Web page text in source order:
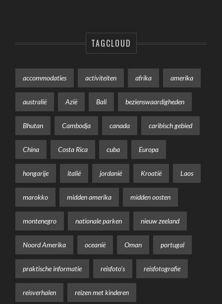
TAGCLOUD
accommodaties activiteiten afrika amerika
australië Azië Bali bezienswaardigheden
Bhutan Cambodja canada caribisch gebied
China Costa Rica cuba Europa
hongarije italië jordanië Kroatië Laos
marokko midden amerika midden oosten
montenegro nationale parken nieuw zeeland
Noord Amerika oceanië Oman portugal
praktische informatie reisfoto's reisfotografie
reisverhalen reizen met kinderen